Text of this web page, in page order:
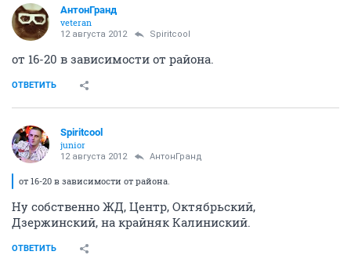
АнтонГранд
veteran
12 августа 2012 Spiritcool
от 16-20 в зависимости от района.
ОТВЕТИТЬ
Spiritcool
junior
12 августа 2012 АнтонГранд
от 16-20 в зависимости от района.
Ну собственно ЖД, Центр, Октябрьский,
Дзержинский, на крайняк Калиниский.
ОТВЕТИТЬ